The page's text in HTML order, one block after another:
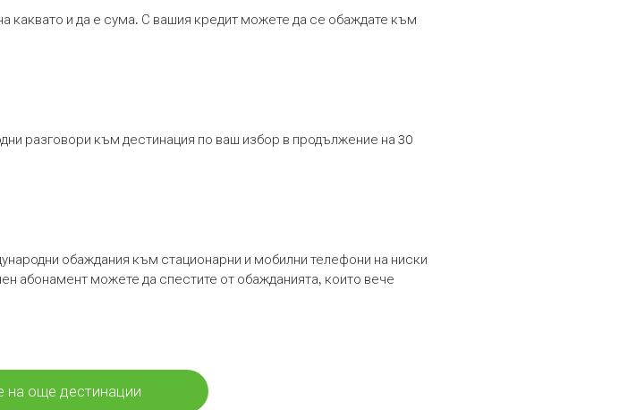
каквато и да е сума. С вашия кредит можете да се обаждате към
разговори към дестинация по ваш избор в продължение на 30
обаждания към стационарни и мобилни телефони на ниски
абонамент можете да спестите от обажданията, които вече
на още дестинации